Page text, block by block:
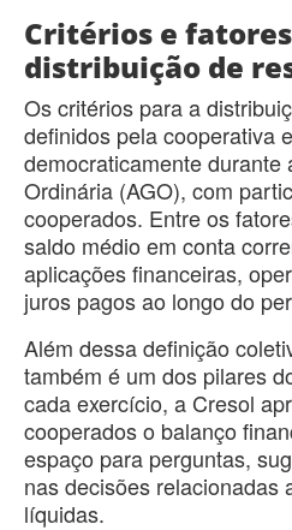
Critérios e
distribuição de
Os critérios para a
definidos pela cooperativa
democraticamente durante
Ordinária (AGO), com
cooperados. Entre os
saldo médio em conta
aplicações financeiras,
juros pagos ao longo do
Além dessa definição
também é um dos pilares
cada exercício, a Cresol
cooperados o balanço
espaço para perguntas,
nas decisões relacionadas
líquidas.